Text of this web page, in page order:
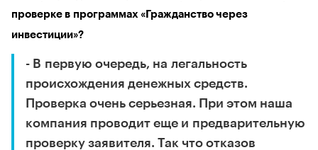
проверке в программах «Гражданство через
инвестиции»?
- В первую очередь, на легальность
происхождения денежных средств.
Проверка очень серьезная. При этом наша
компания проводит еще и предварительную
проверку заявителя. Так что отказов